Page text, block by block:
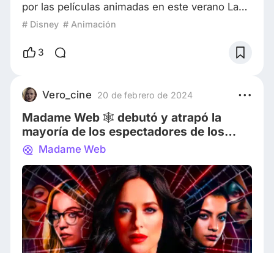
por las películas animadas en este verano La
película de Disney Wish: El Poder de los
argentina, asegurando el primer lugar por
¡Patos! que se estrenó la semana pasada
conserva su posición con 62.881 asistentes,
enfrentando una
# Disney # Animación
3
Vero_cine 20 de febrero de 2024
Madame Web 🕸️ debutó y atrapó la
mayoría de los espectadores de los
cines argentinos
Madame Web